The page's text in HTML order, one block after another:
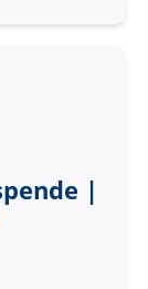
|